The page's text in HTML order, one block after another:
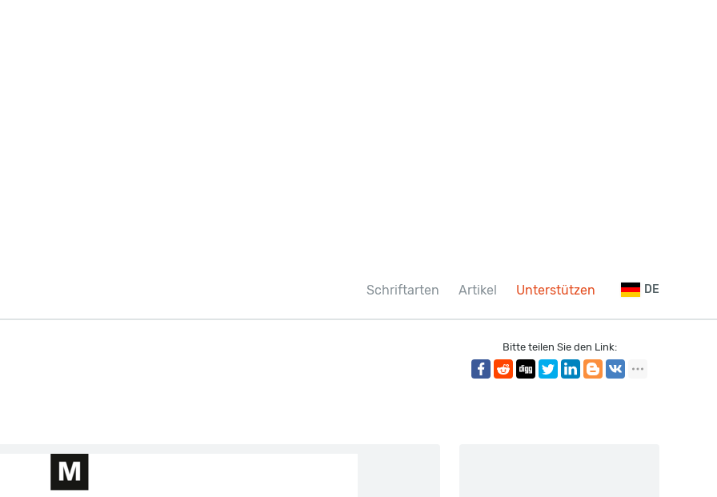
Schriftarten Artikel Unterstützen DE
Bitte teilen Sie den Link: